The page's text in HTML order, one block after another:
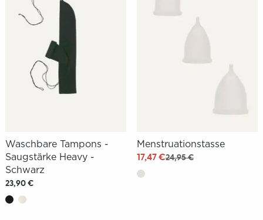
Waschbare Tampons -
Saugstärke Heavy -
Schwarz
23,90 €
Menstruationstasse
17,47 €24,95 €